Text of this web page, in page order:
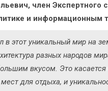
член
и информационным
в этот уникальный мир на
разных народов
вкусом. Это
для отдыха, и